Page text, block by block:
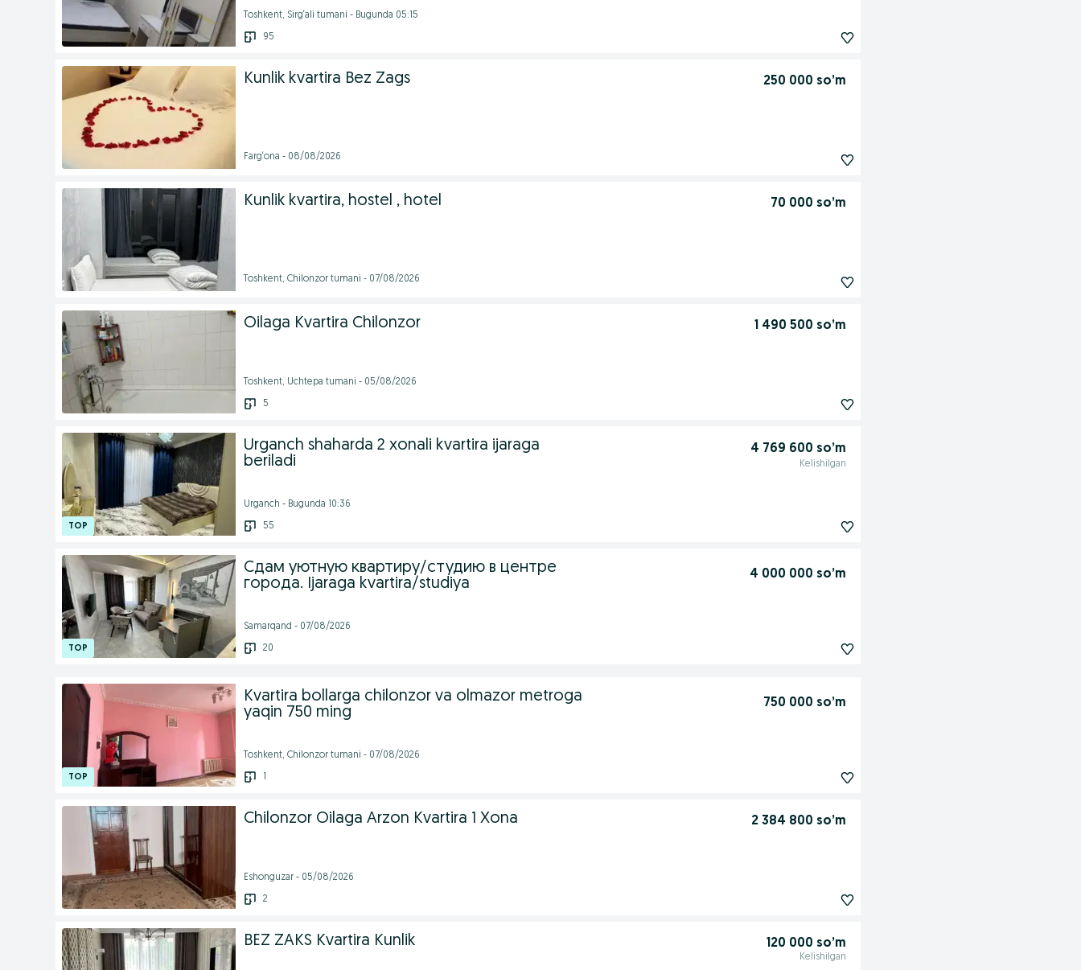
Toshkent, Sirg‘ali tumani - Bugunda 05:15
95
Kunlik kvartira Bez Zags 250 000 so’m
Farg‘ona - 08/08/2026
Kunlik kvartira, hostel , hotel 70 000 so’m
Toshkent, Chilonzor tumani - 07/08/2026
Oilaga Kvartira Chilonzor 1 490 500 so’m
Toshkent, Uchtepa tumani - 05/08/2026
5
Urganch shaharda 2 xonali kvartira ijaraga
beriladi
4 769 600 so’m
Kelishilgan
Urganch - Bugunda 10:36
55
Сдам уютную квартиру/студию в центре
города. Ijaraga kvartira/studiya
4 000 000 so’m
Samarqand - 07/08/2026
20
Kvartira bollarga chilonzor va olmazor metroga
yaqin 750 ming
750 000 so’m
Toshkent, Chilonzor tumani - 07/08/2026
1
Chilonzor Oilaga Arzon Kvartira 1 Xona 2 384 800 so’m
Eshonguzar - 05/08/2026
2
BEZ ZAKS Kvartira Kunlik 120 000 so’m
Kelishilgan